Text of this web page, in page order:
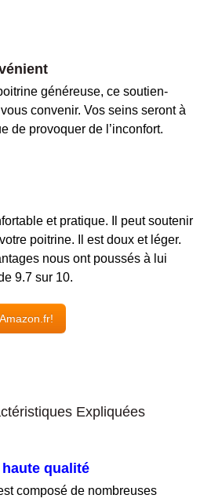
généreuse, ce soutien-
convenir. Vos seins seront à
de provoquer de l’inconfort.
et pratique. Il peut soutenir
poitrine. Il est doux et léger.
nous ont poussés à lui
9.7 sur 10.
Expliquées
qualité
composé de nombreuses